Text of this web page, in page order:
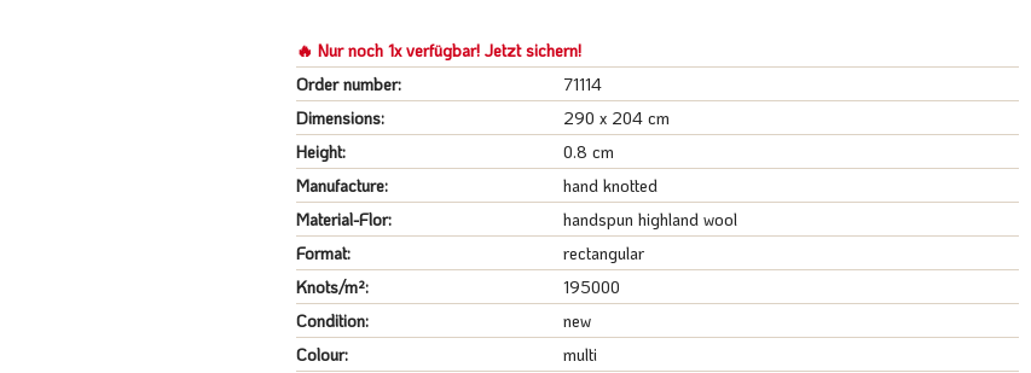
🔥 Nur noch 1x verfügbar! Jetzt sichern!
Order number:
71114
Dimensions:
290 x 204 cm
Height:
0.8 cm
Manufacture:
hand knotted
Material-Flor:
handspun highland wool
Format:
rectangular
Knots/m²:
195000
Condition:
new
Colour:
multi